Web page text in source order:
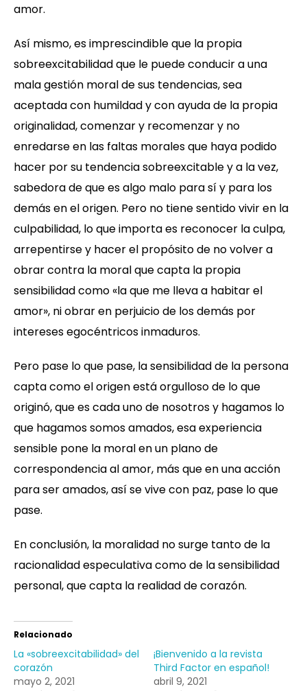
amor.
Así mismo, es imprescindible que la propia
sobreexcitabilidad que le puede conducir a una
mala gestión moral de sus tendencias, sea
aceptada con humildad y con ayuda de la propia
originalidad, comenzar y recomenzar y no
enredarse en las faltas morales que haya podido
hacer por su tendencia sobreexcitable y a la vez,
sabedora de que es algo malo para sí y para los
demás en el origen. Pero no tiene sentido vivir en la
culpabilidad, lo que importa es reconocer la culpa,
arrepentirse y hacer el propósito de no volver a
obrar contra la moral que capta la propia
sensibilidad como «la que me lleva a habitar el
amor», ni obrar en perjuicio de los demás por
intereses egocéntricos inmaduros.
Pero pase lo que pase, la sensibilidad de la persona
capta como el origen está orgulloso de lo que
originó, que es cada uno de nosotros y hagamos lo
que hagamos somos amados, esa experiencia
sensible pone la moral en un plano de
correspondencia al amor, más que en una acción
para ser amados, así se vive con paz, pase lo que
pase.
En conclusión, la moralidad no surge tanto de la
racionalidad especulativa como de la sensibilidad
personal, que capta la realidad de corazón.
Relacionado
La «sobreexcitabilidad» del
corazón
mayo 2, 2021
¡Bienvenido a la revista
Third Factor en español!
abril 9, 2021